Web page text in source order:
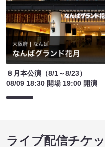
８月本公演（8/1～8/23）
08/09 18:30 開場 19:00 開演
ライブ配信チケ